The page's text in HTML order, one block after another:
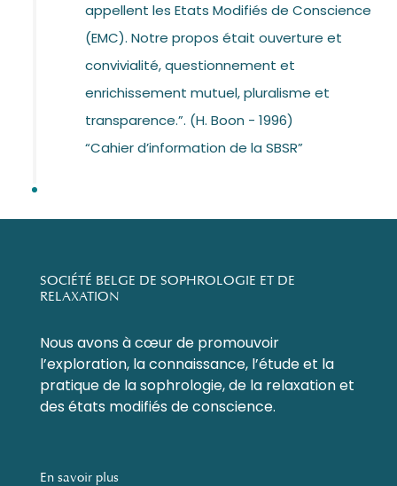
appellent les Etats Modifiés de Conscience
(EMC). Notre propos était ouverture et
convivialité, questionnement et
enrichissement mutuel, pluralisme et
transparence.”. (H. Boon - 1996)
“Cahier d’information de la SBSR”
SOCIÉTÉ BELGE DE SOPHROLOGIE ET DE
RELAXATION
Nous avons à cœur de promouvoir
l’exploration, la connaissance, l’étude et la
pratique de la sophrologie, de la relaxation et
des états modifiés de conscience.
En savoir plus